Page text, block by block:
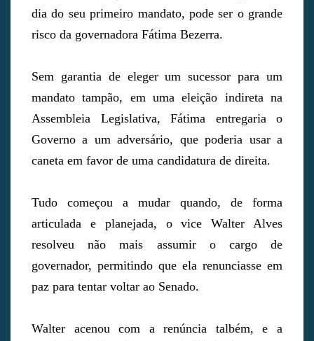
dia do seu primeiro mandato, pode ser o grande
risco da governadora Fátima Bezerra.
Sem garantia de eleger um sucessor para um
mandato tampão, em uma eleição indireta na
Assembleia Legislativa, Fátima entregaria o
Governo a um adversário, que poderia usar a
caneta em favor de uma candidatura de direita.
Tudo começou a mudar quando, de forma
articulada e planejada, o vice Walter Alves
resolveu não mais assumir o cargo de
governador, permitindo que ela renunciasse em
paz para tentar voltar ao Senado.
Walter acenou com a renúncia talbém, e a